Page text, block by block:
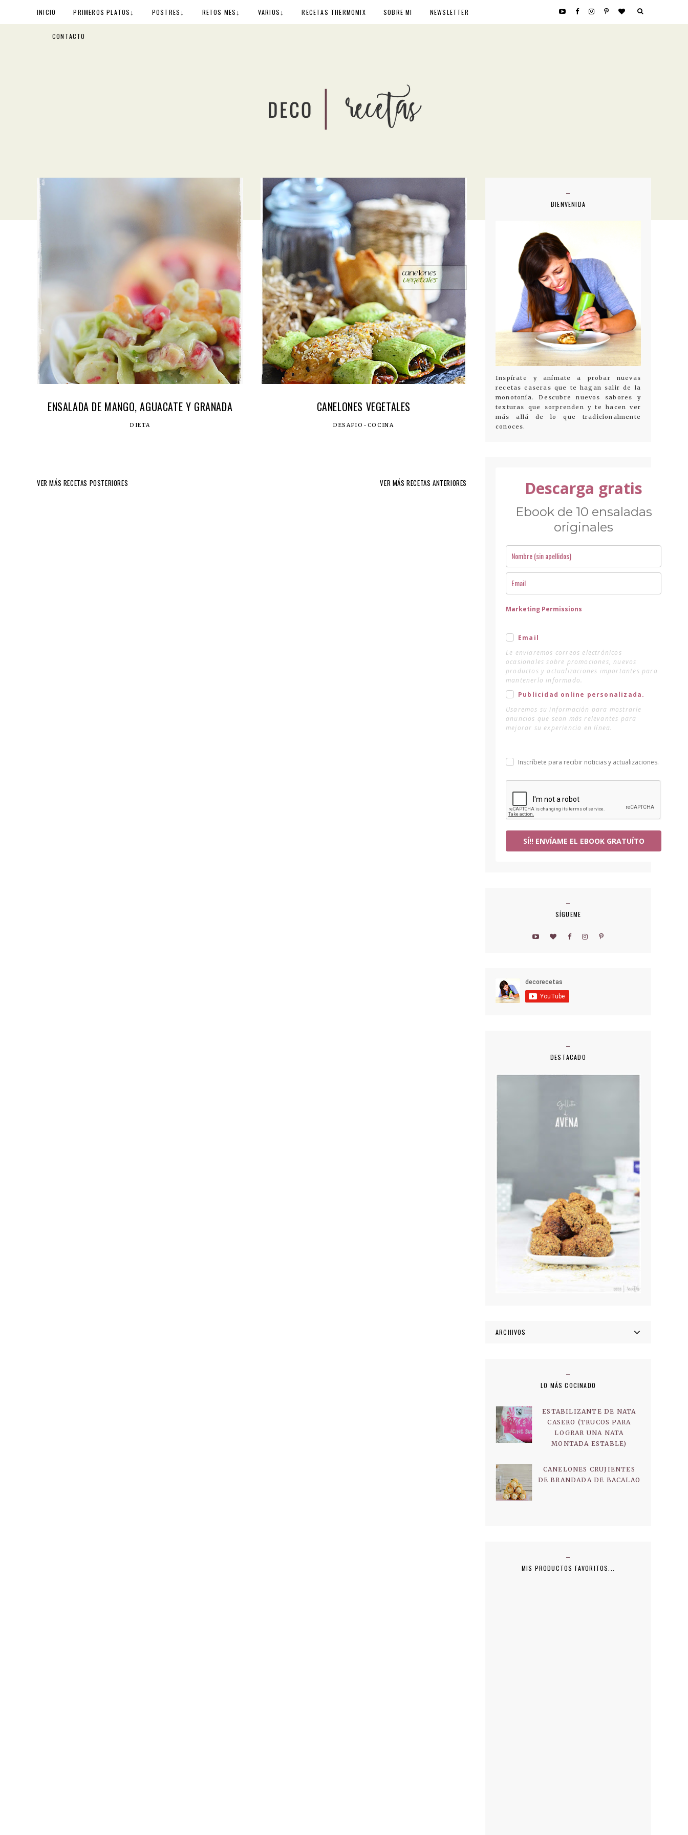
INICIO PRIMEROS PLATOS↓ POSTRES↓ RETOS MES↓ VARIOS↓ RECETAS THERMOMIX SOBRE MI NEWSLETTER
CONTACTO
ENSALADA DE MANGO, AGUACATE Y GRANADA
DIETA
CANELONES VEGETALES
DESAFIO-COCINA
VER MÁS RECETAS POSTERIORES VER MÁS RECETAS ANTERIORES
BIENVENIDA
Inspírate y anímate a probar nuevas
recetas caseras que te hagan salir de la
monotonía. Descubre nuevos sabores y
texturas que sorprenden y te hacen ver
más allá de lo que tradicionalmente
conoces.
Descarga gratis
Ebook de 10 ensaladas
originales
Marketing Permissions
Email
Le enviaremos correos electrónicos
ocasionales sobre promociones, nuevos
productos y actualizaciones importantes para
mantenerlo informado.
Publicidad online personalizada.
Usaremos su información para mostrarle
anuncios que sean más relevantes para
mejorar su experiencia en línea.
Inscríbete para recibir noticias y actualizaciones.
SÍ!! ENVÍAME EL EBOOK GRATUÍTO
SÍGUEME
DESTACADO
ARCHIVOS
LO MÁS COCINADO
ESTABILIZANTE DE NATA
CASERO (TRUCOS PARA
LOGRAR UNA NATA
MONTADA ESTABLE)
CANELONES CRUJIENTES
DE BRANDADA DE BACALAO
MIS PRODUCTOS FAVORITOS...